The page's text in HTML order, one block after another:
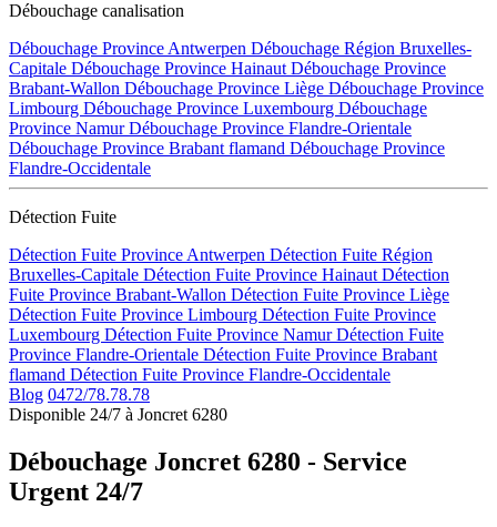
Débouchage canalisation
Débouchage Province Antwerpen Débouchage Région Bruxelles-
Capitale Débouchage Province Hainaut Débouchage Province
Brabant-Wallon Débouchage Province Liège Débouchage Province
Limbourg Débouchage Province Luxembourg Débouchage
Province NamurDébouchage Province Flandre-Orientale
Débouchage Province Brabant flamand Débouchage Province
Flandre-Occidentale
Détection Fuite
Détection Fuite Province Antwerpen Détection Fuite Région
Bruxelles-Capitale Détection Fuite Province Hainaut Détection
Fuite Province Brabant-Wallon Détection Fuite Province Liège
Détection Fuite Province Limbourg Détection Fuite Province
Luxembourg Détection Fuite Province NamurDétection Fuite
Province Flandre-Orientale Détection Fuite Province Brabant
flamand Détection Fuite Province Flandre-Occidentale
Blog 0472/78.78.78
Disponible 24/7 à Joncret 6280
Débouchage Joncret 6280 - Service
Urgent 24/7